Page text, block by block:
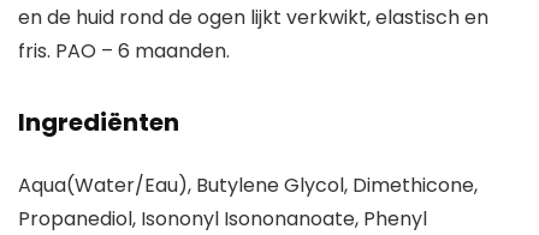
en de huid rond de ogen lijkt verkwikt, elastisch en
fris. PAO – 6 maanden.
Ingrediënten
Aqua(Water/Eau), Butylene Glycol, Dimethicone,
Propanediol, Isononyl Isononanoate, Phenyl